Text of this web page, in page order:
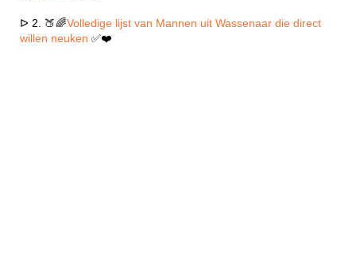
ᐅ 2. 🍑🌈Volledige lijst van Mannen uit Wassenaar die direct
willen neuken ✅❤️